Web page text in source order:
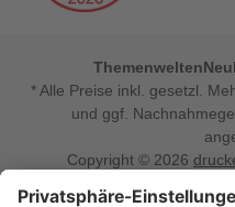
Themenwelten
* Alle Preise inkl. gesetzl.
und ggf.
Copyright © 2026